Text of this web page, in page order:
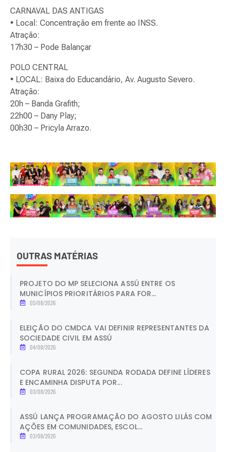
CARNAVAL DAS ANTIGAS
• Local: Concentração em frente ao INSS.
Atração:
17h30 – Pode Balançar
POLO CENTRAL
• LOCAL: Baixa do Educandário, Av. Augusto Severo.
Atração:
20h – Banda Grafith;
22h00 – Dany Play;
00h30 – Pricyla Arrazo.
OUTRAS MATÉRIAS
PROJETO DO MP SELECIONA ASSÚ ENTRE OS
MUNICÍPIOS PRIORITÁRIOS PARA FOR...
05/08/2026
ELEIÇÃO DO CMDCA VAI DEFINIR REPRESENTANTES DA
SOCIEDADE CIVIL EM ASSÚ
04/08/2026
COPA RURAL 2026: SEGUNDA RODADA DEFINE LÍDERES
E ENCAMINHA DISPUTA POR...
03/08/2026
ASSÚ LANÇA PROGRAMAÇÃO DO AGOSTO LILÁS COM
AÇÕES EM COMUNIDADES, ESCOL...
03/08/2026